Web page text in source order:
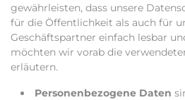
gewährleisten, dass unsere
für die Öffentlichkeit als auch für
Geschäftspartner einfach lesbar
möchten wir vorab die
erläutern.
Personenbezogene Daten